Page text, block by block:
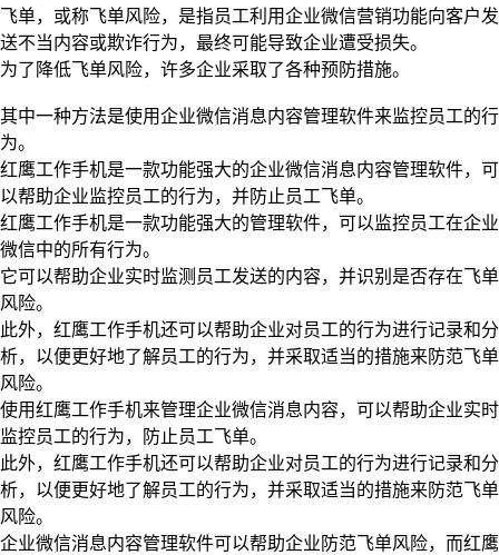
飞单，或称飞单风险，是指员工利用企业微信营销功能向客户发
送不当内容或欺诈行为，最终可能导致企业遭受损失。
为了降低飞单风险，许多企业采取了各种预防措施。
其中一种方法是使用企业微信消息内容管理软件来监控员工的行
为。
红鹰工作手机是一款功能强大的企业微信消息内容管理软件，可
以帮助企业监控员工的行为，并防止员工飞单。
红鹰工作手机是一款功能强大的管理软件，可以监控员工在企业
微信中的所有行为。
它可以帮助企业实时监测员工发送的内容，并识别是否存在飞单
风险。
此外，红鹰工作手机还可以帮助企业对员工的行为进行记录和分
析，以便更好地了解员工的行为，并采取适当的措施来防范飞单
风险。
使用红鹰工作手机来管理企业微信消息内容，可以帮助企业实时
监控员工的行为，防止员工飞单。
此外，红鹰工作手机还可以帮助企业对员工的行为进行记录和分
析，以便更好地了解员工的行为，并采取适当的措施来防范飞单
风险。
企业微信消息内容管理软件可以帮助企业防范飞单风险，而红鹰